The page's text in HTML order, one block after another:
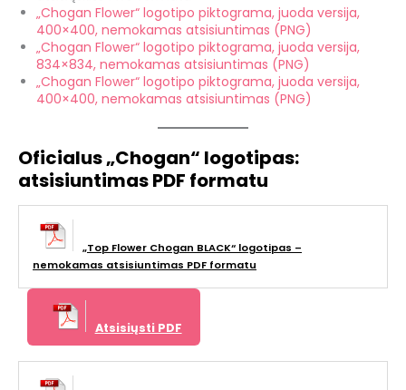
„Chogan Flower“ logotipo piktograma, juoda versija,
400×400, nemokamas atsisiuntimas (PNG)
„Chogan Flower“ logotipo piktograma, juoda versija,
834×834, nemokamas atsisiuntimas (PNG)
„Chogan Flower“ logotipo piktograma, juoda versija,
400×400, nemokamas atsisiuntimas (PNG)
Oficialus „Chogan“ logotipas:
atsisiuntimas PDF formatu
„Top Flower Chogan BLACK“ logotipas –
nemokamas atsisiuntimas PDF formatu
Atsisiųsti PDF